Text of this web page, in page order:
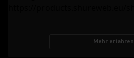
Mehr erfahren